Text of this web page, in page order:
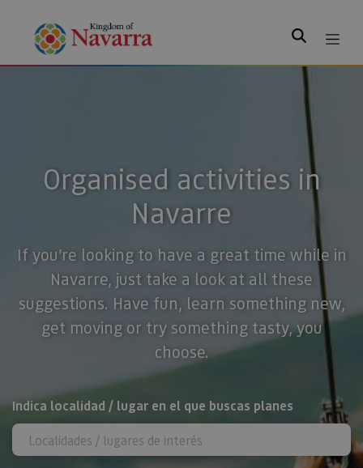
Search
Organised activities in
Navarre
If you’re looking to have a great time while in
Navarre, just take a look at all these
suggestions. Have fun, learn something new,
get moving or try something tasty, you
choose.
Search
Indica localidad / lugar en el que buscas planes